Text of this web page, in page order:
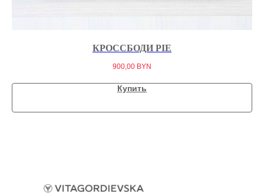
КРОССБОДИ PIE
900,00 BYN
Купить